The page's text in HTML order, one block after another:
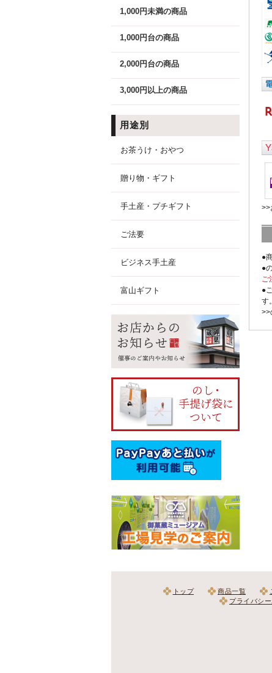
1,000円未満の商品
1,000円台の商品
2,000円台の商品
3,000円以上の商品
用途別
お茶うけ・おやつ
贈り物・ギフト
手土産・プチギフト
ご法要
ビジネス手土産
富山ギフト
>>
●
●
ご
●
す
>>
トップ 商品一覧
プライバシ